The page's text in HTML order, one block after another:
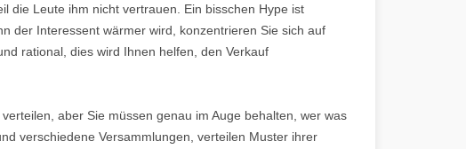
die Leute ihm nicht vertrauen. Ein bisschen Hype ist
der Interessent wärmer wird, konzentrieren Sie sich auf
rational, dies wird Ihnen helfen, den Verkauf
aber Sie müssen genau im Auge behalten, wer was
verschiedene Versammlungen, verteilen Muster ihrer